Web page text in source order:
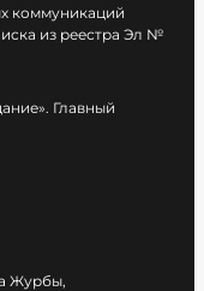
коммуникаций
из реестра Эл №
Главный
Журбы,